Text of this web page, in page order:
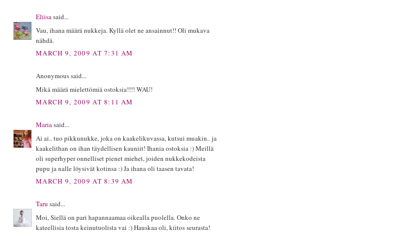
Eliisasaid...
Vau, ihana määrä nukkeja. Kyllä olet ne ansainnut!! Oli mukava
nähdä.
MARCH 9, 2009 AT 7:31 AM
Anonymous said...
Mikä määrä mielettömiä ostoksia!!!! WAU!
MARCH 9, 2009 AT 8:11 AM
Mariasaid...
Ai ai.. tuo pikkunukke, joka on kaakelikuvassa, kutsui muakin.. ja
kaakelithan on ihan täydellisen kauniit! Ihania ostoksia :) Meillä
oli superhyper onnelliset pienet miehet, joiden nukkekodeista
pupu ja nalle löysivät kotinsa :) Ja ihana oli taasen tavata!
MARCH 9, 2009 AT 8:39 AM
Taru said...
Moi, Siellä on pari hapannaamaa oikealla puolella. Onko ne
kateellisia tosta keinutuolista vai :) Hauskaa oli, kiitos seurasta!